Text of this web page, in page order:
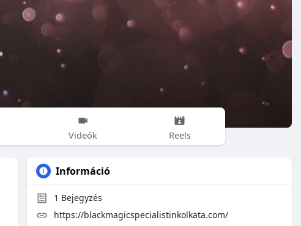
Videók Reels
Információ
1 Bejegyzés
https://blackmagicspecialistinkolkata.com/